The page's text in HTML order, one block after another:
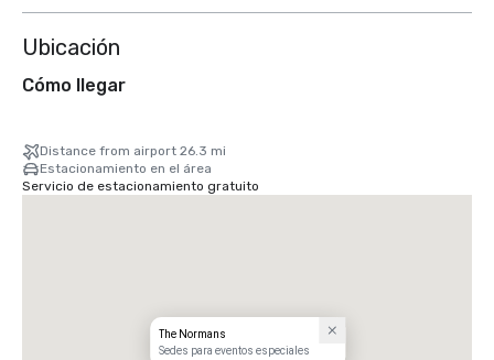
Ubicación
Cómo llegar
Distance from airport 26.3 mi
Estacionamiento en el área
Servicio de estacionamiento gratuito
The Normans
Sedes para eventos especiales